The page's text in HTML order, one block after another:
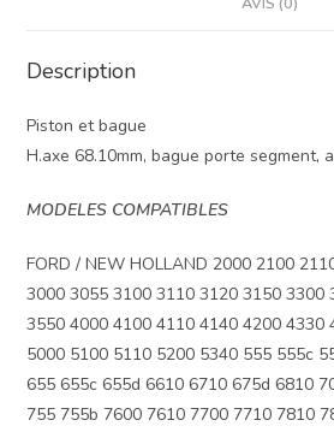
Description
Piston et bague
H.axe 68.10mm, bague porte segment,
MODELES COMPATIBLES
FORD / NEW HOLLAND 2000 2100
3000 3055 3100 3110 3120 3150 3300
3550 4000 4100 4110 4140 4200 4330
5000 5100 5110 5200 5340 555 555c
655 655c 655d 6610 6710 675d 6810
755 755b 7600 7610 7700 7710 7810